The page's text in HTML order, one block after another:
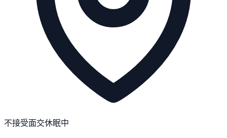
不接受面交休眠中